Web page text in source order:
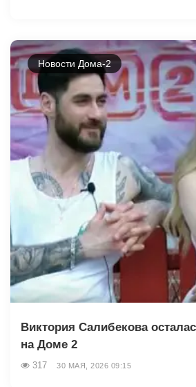
Новости Дома-2
Виктория Салибекова
на Доме 2
317 30 МАЯ, 2026 09:15